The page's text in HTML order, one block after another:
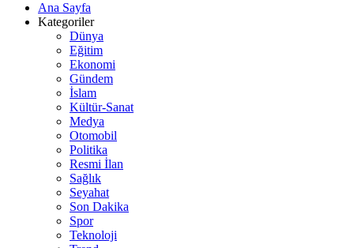
Ana Sayfa
Kategoriler
Dünya
Eğitim
Ekonomi
Gündem
İslam
Kültür-Sanat
Medya
Otomobil
Politika
Resmi İlan
Sağlık
Seyahat
Son Dakika
Spor
Teknoloji